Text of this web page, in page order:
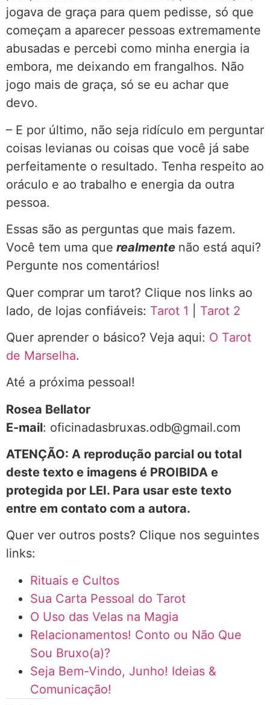
jogava de graça para quem pedisse, só que
começam a aparecer pessoas extremamente
abusadas e percebi como minha energia ia
embora, me deixando em frangalhos. Não
jogo mais de graça, só se eu achar que
devo.
– E por último, não seja ridículo em perguntar
coisas levianas ou coisas que você já sabe
perfeitamente o resultado. Tenha respeito ao
oráculo e ao trabalho e energia da outra
pessoa.
Essas são as perguntas que mais fazem.
Você tem uma que realmente não está aqui?
Pergunte nos comentários!
Quer comprar um tarot? Clique nos links ao
lado, de lojas confiáveis: Tarot 1
Tarot 2
Quer aprender o básico? Veja aqui: O Tarot
de Marselha.
Até a próxima pessoal!
Rosea Bellator
E-mail: oficinadasbruxas.odb@gmail.com
ATENÇÃO: A reprodução parcial ou total
deste texto e imagens é PROIBIDA e
protegida por LEI. Para usar este texto
entre em contato com a autora.
Quer ver outros posts? Clique nos seguintes
links:
Rituais e Cultos
Sua Carta Pessoal do Tarot
O Uso das Velas na Magia
Relacionamentos! Conto ou Não Que
Sou Bruxo(a)?
Seja Bem-Vindo, Junho! Ideias &
Comunicação!